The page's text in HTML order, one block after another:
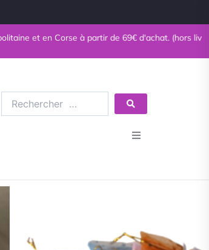
en Corse à partir de 69€ d'achat. (hors livres)